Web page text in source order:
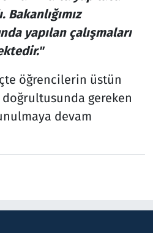
yapılan çalışmaları
öğrencilerin üstün
gereken
devam